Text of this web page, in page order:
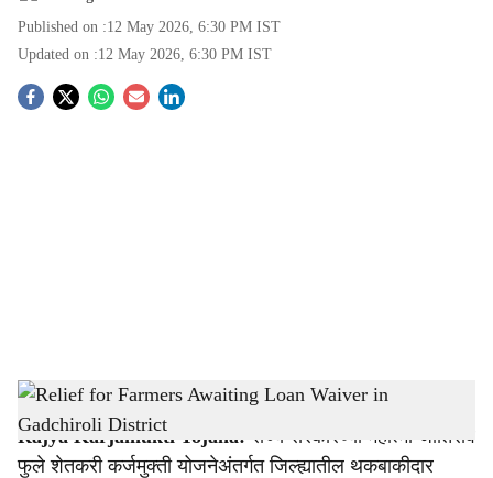
Published on :12 May 2026, 6:30 PM IST
Updated on :12 May 2026, 6:30 PM IST
S
h
a
Relief for Farmers Awaiting Loan Waiver in Gadchiroli District-Agrowon
Rajya Karjamukti Yojana: राज्य सरकारच्या महात्मा जोतिराव
फुले शेतकरी कर्जमुक्ती योजनेअंतर्गत जिल्ह्यातील थकबाकीदार